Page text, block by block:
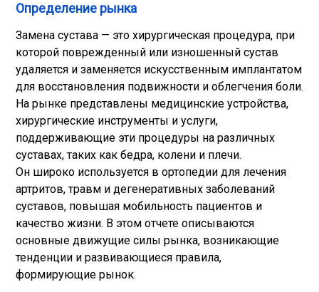
Определение рынка
Замена сустава — это хирургическая процедура, при
которой поврежденный или изношенный сустав
удаляется и заменяется искусственным имплантатом
для восстановления подвижности и облегчения боли.
На рынке представлены медицинские устройства,
хирургические инструменты и услуги,
поддерживающие эти процедуры на различных
суставах, таких как бедра, колени и плечи.
Он широко используется в ортопедии для лечения
артритов, травм и дегенеративных заболеваний
суставов, повышая мобильность пациентов и
качество жизни. В этом отчете описываются
основные движущие силы рынка, возникающие
тенденции и развивающиеся правила,
формирующие рынок.